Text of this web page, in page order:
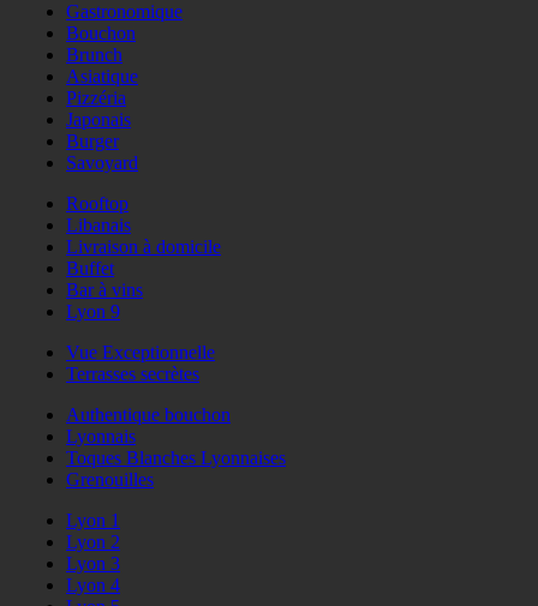
Gastronomique
Bouchon
Brunch
Asiatique
Pizzéria
Japonais
Burger
Savoyard
Rooftop
Libanais
Livraison à domicile
Buffet
Bar à vins
Lyon 9
Vue Exceptionnelle
Terrasses secrètes
Authentique bouchon
Lyonnais
Toques Blanches Lyonnaises
Grenouilles
Lyon 1
Lyon 2
Lyon 3
Lyon 4